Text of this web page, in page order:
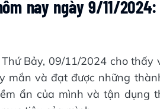
nay ngày 9/11/
Bảy, 09/11/2024 cho
mắn và đạt được những
ẩn của mình và tận dụng